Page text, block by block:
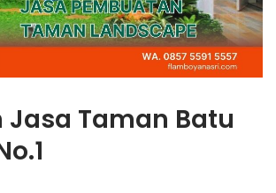
Jasa Taman Batu